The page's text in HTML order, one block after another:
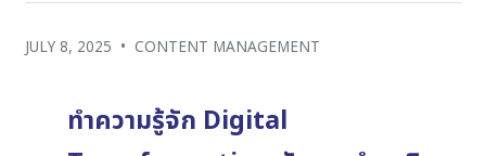
JULY 8, 2025 • CONTENT MANAGEMENT
ทำความรู้จัก Digital